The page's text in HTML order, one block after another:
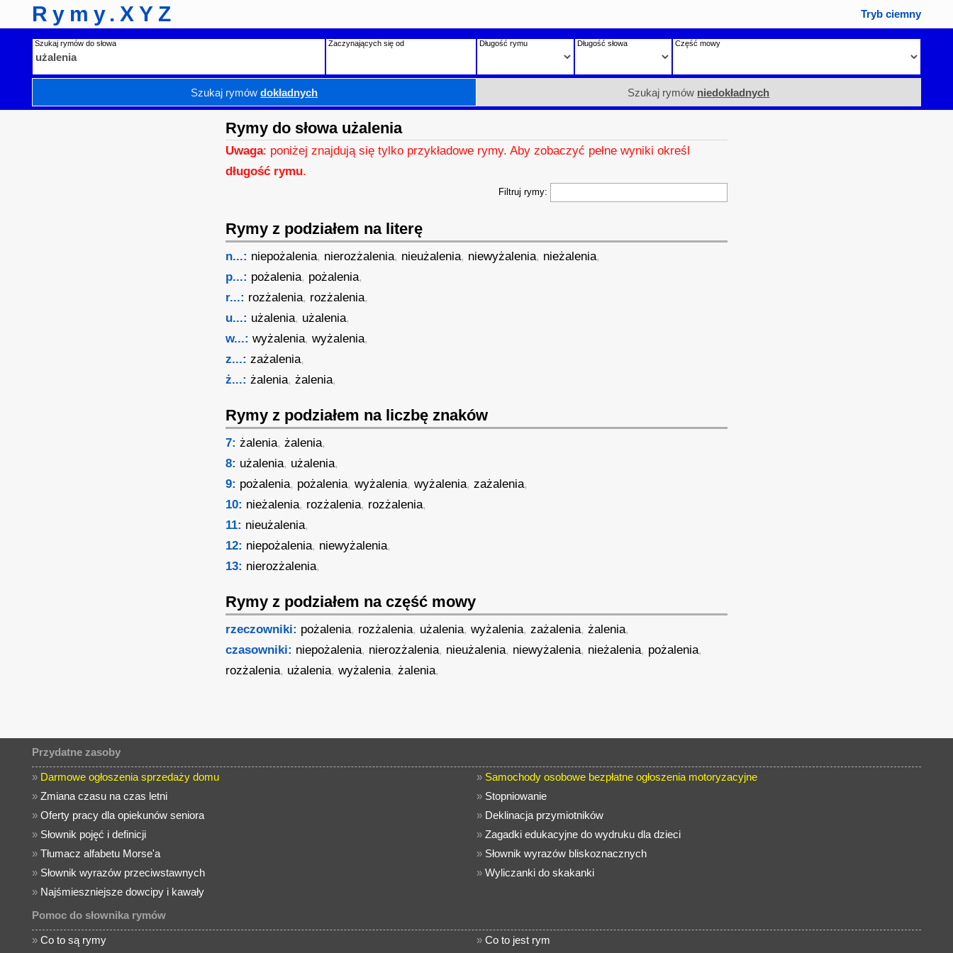
Rymy.XYZ Tryb ciemny
Szukaj rymów do słowa Zaczynających się od Długość rymu Długość słowa Część mowy
Szukaj rymówdokładnych Szukaj rymów niedokładnych
Rymy do słowa użalenia
Uwaga: poniżej znajdują się tylko przykładowe rymy. Aby zobaczyć pełne wyniki określ
długość rymu.
Filtruj rymy:
Rymy z podziałem na literę
n...: niepożalenia, nierozżalenia, nieużalenia, niewyżalenia, nieżalenia,
p...: pożalenia, pożalenia,
r...: rozżalenia, rozżalenia,
u...: użalenia, użalenia,
w...: wyżalenia,wyżalenia,
z...: zażalenia,
ż...: żalenia,żalenia,
Rymy z podziałem na liczbę znaków
7: żalenia,żalenia,
8: użalenia, użalenia,
9: pożalenia, pożalenia,wyżalenia,wyżalenia,zażalenia,
10: nieżalenia, rozżalenia, rozżalenia,
11: nieużalenia,
12: niepożalenia, niewyżalenia,
13: nierozżalenia,
Rymy z podziałem na część mowy
rzeczowniki: pożalenia, rozżalenia, użalenia,wyżalenia,zażalenia,żalenia,
czasowniki: niepożalenia, nierozżalenia, nieużalenia, niewyżalenia, nieżalenia, pożalenia,
rozżalenia, użalenia,wyżalenia,żalenia,
Przydatne zasoby
» Darmowe ogłoszenia sprzedaży domu » Samochody osobowe bezpłatne ogłoszenia motoryzacyjne
»Zmiana czasu na czas letni » Stopniowanie
»Oferty pracy dla opiekunów seniora » Deklinacja przymiotników
» Słownik pojęć i definicji » Zagadki edukacyjne do wydruku dla dzieci
»Tłumacz alfabetu Morse'a » Słownik wyrazów bliskoznacznych
» Słownik wyrazów przeciwstawnych » Wyliczanki do skakanki
» Najśmieszniejsze dowcipy i kawały
Pomoc do słownika rymów
»Co to są rymy » Co to jest rym